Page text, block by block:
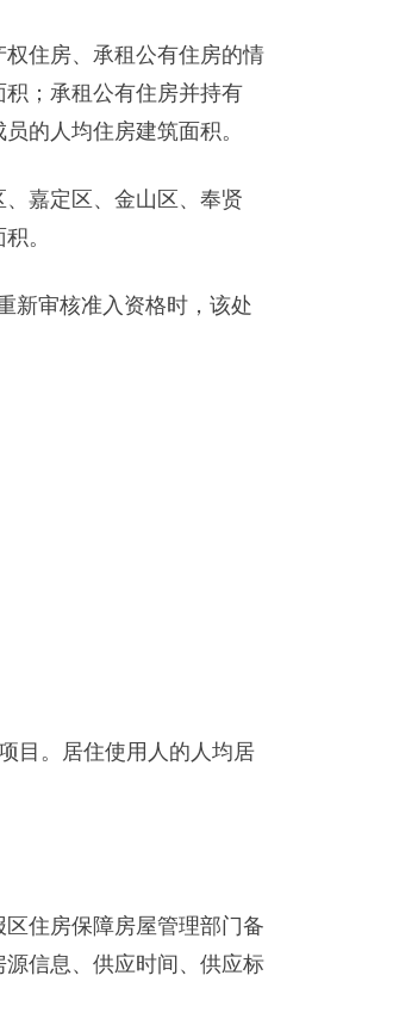
住房、承租公有住房的情
；承租公有住房并持有
的人均住房建筑面积。
嘉定区、金山区、奉贤
。
新审核准入资格时，该处
目。居住使用人的人均居
住房保障房屋管理部门备
信息、供应时间、供应标